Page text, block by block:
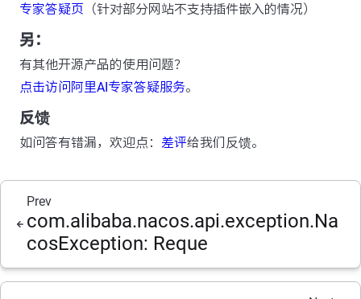
专家答疑页 （针对部分网站不支持插件嵌入的情况）
另：
有其他开源产品的使用问题？
点击访问阿里AI专家答疑服务。
反馈
如问答有错漏，欢迎点： 差评给我们反馈。
Prev
com.alibaba.nacos.api.exception.Na
cosException: Reque